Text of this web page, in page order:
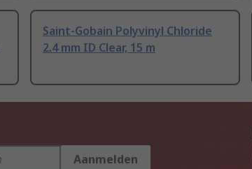
Saint-Gobain Polyvinyl Chloride
2.4 mm ID Clear, 15 m
Aanmelden